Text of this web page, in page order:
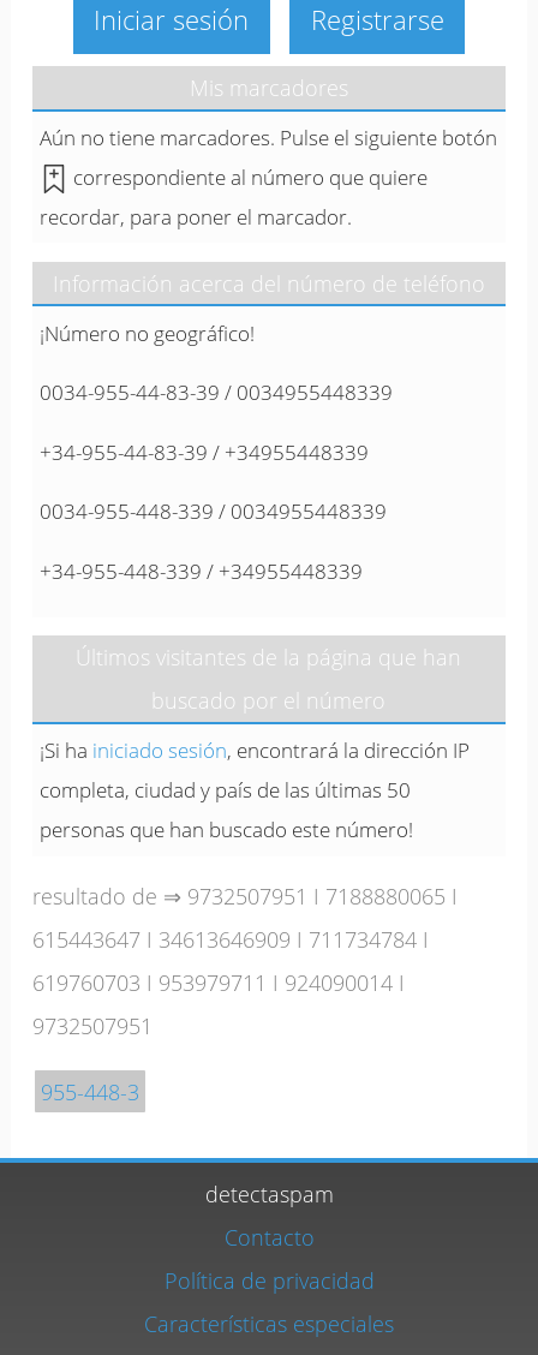
Iniciar sesión Registrarse
Mis marcadores
Aún no tiene marcadores. Pulse el siguiente botón
correspondiente al número que quiere
recordar, para poner el marcador.
Información acerca del número de teléfono
¡Número no geográfico!
0034-955-44-83-39 / 0034955448339
+34-955-44-83-39 / +34955448339
0034-955-448-339 / 0034955448339
+34-955-448-339 / +34955448339
Últimos visitantes de la página que han
buscado por el número
¡Si ha iniciado sesión, encontrará la dirección IP
completa, ciudad y país de las últimas 50
personas que han buscado este número!
resultado de ⇒ 9732507951 I 7188880065 I
615443647 I 34613646909 I 711734784 I
619760703 I 953979711 I 924090014 I
9732507951
955-448-3
detectaspam
Contacto
Política de privacidad
Características especiales